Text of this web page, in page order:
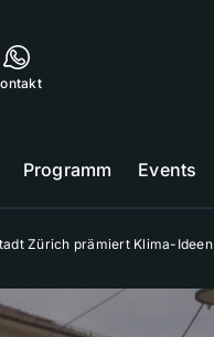
Programm Events
Zürich prämiert Klima-Ideen